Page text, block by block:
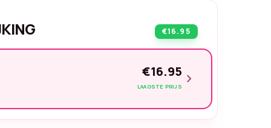
€16.95
€16.95
LAAGSTE PRIJS chevron_right